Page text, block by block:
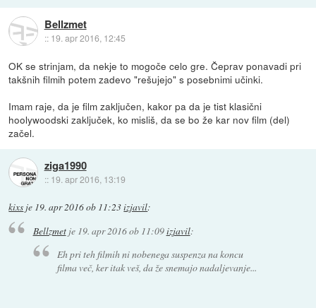
Bellzmet
:: 19. apr 2016, 12:45
OK se strinjam, da nekje to mogoče celo gre. Čeprav ponavadi pri
takšnih filmih potem zadevo "rešujejo" s posebnimi učinki.
Imam raje, da je film zaključen, kakor pa da je tist klasični
hoolywoodski zaključek, ko misliš, da se bo že kar nov film (del)
začel.
ziga1990
:: 19. apr 2016, 13:19
kixs je 19. apr 2016 ob 11:23izjavil:
Bellzmetje 19. apr 2016 ob 11:09izjavil:
Eh pri teh filmih ni nobenega suspenza na koncu
filma več, ker itak veš, da že snemajo nadaljevanje...